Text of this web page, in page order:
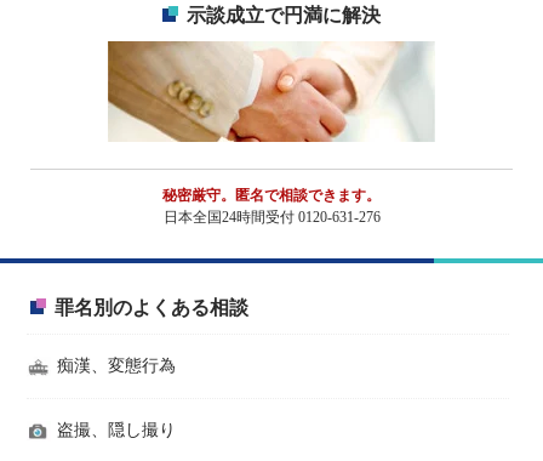
示談成立で円満に解決
秘密厳守。匿名で相談できます。
日本全国24時間受付 0120-631-276
罪名別のよくある相談
痴漢、変態行為
盗撮、隠し撮り